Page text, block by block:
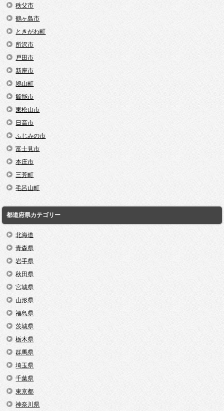
秩父市
鶴ヶ島市
ときがわ町
所沢市
戸田市
新座市
鳩山町
飯能市
東松山市
日高市
ふじみの市
富士見市
本庄市
三芳町
毛呂山町
都道府県カテゴリー
北海道
青森県
岩手県
秋田県
宮城県
山形県
福島県
茨城県
栃木県
群馬県
埼玉県
千葉県
東京都
神奈川県